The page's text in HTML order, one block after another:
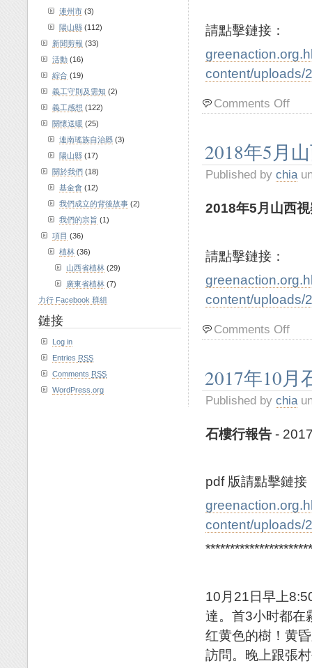
請點擊鏈接：
content/uploads/
Comments Off
2018年5月
Published by chia
2018年5月山西
請點擊鏈接：
content/uploads/
Comments Off
2017年10月
Published by chia
石樓行報告 -
pdf 版請點擊鏈接
content/uploads/
10月21日早上
達。首3小时都在
红黄色的樹！黄
訪問。晚上跟張
連州市 (3)
陽山縣 (112)
新聞剪報 (33)
活動 (16)
綜合 (19)
義工守則及需知 (2)
義工感想 (122)
關懷送暖 (25)
連南瑤族自治縣 (3)
陽山縣 (17)
關於我們 (18)
基金會 (12)
我們成立的背後故事 (2)
我們的宗旨 (1)
項目 (36)
植林 (36)
山西省植林 (29)
廣東省植林 (7)
力行 Facebook 群組
鏈接
Log in
Entries RSS
Comments RSS
WordPress.org